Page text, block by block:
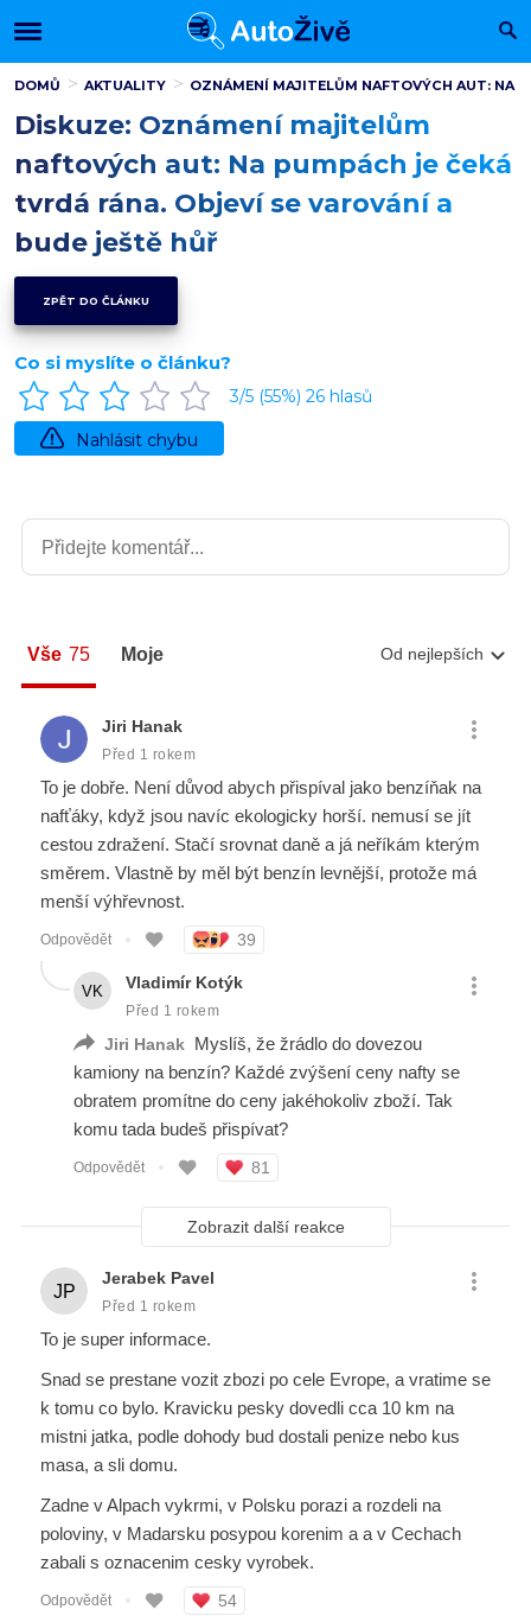
DOMŮ AKTUALITY OZNÁMENÍ MAJITELŮM NAFTOVÝCH AUT: NA
Diskuze: Oznámení majitelům
naftových aut: Na pumpách je čeká
tvrdá rána. Objeví se varování a
bude ještě hůř
ZPĚT DO ČLÁNKU
Co si myslíte o článku?
3/5 (55%) 26 hlasů
Nahlásit chybu